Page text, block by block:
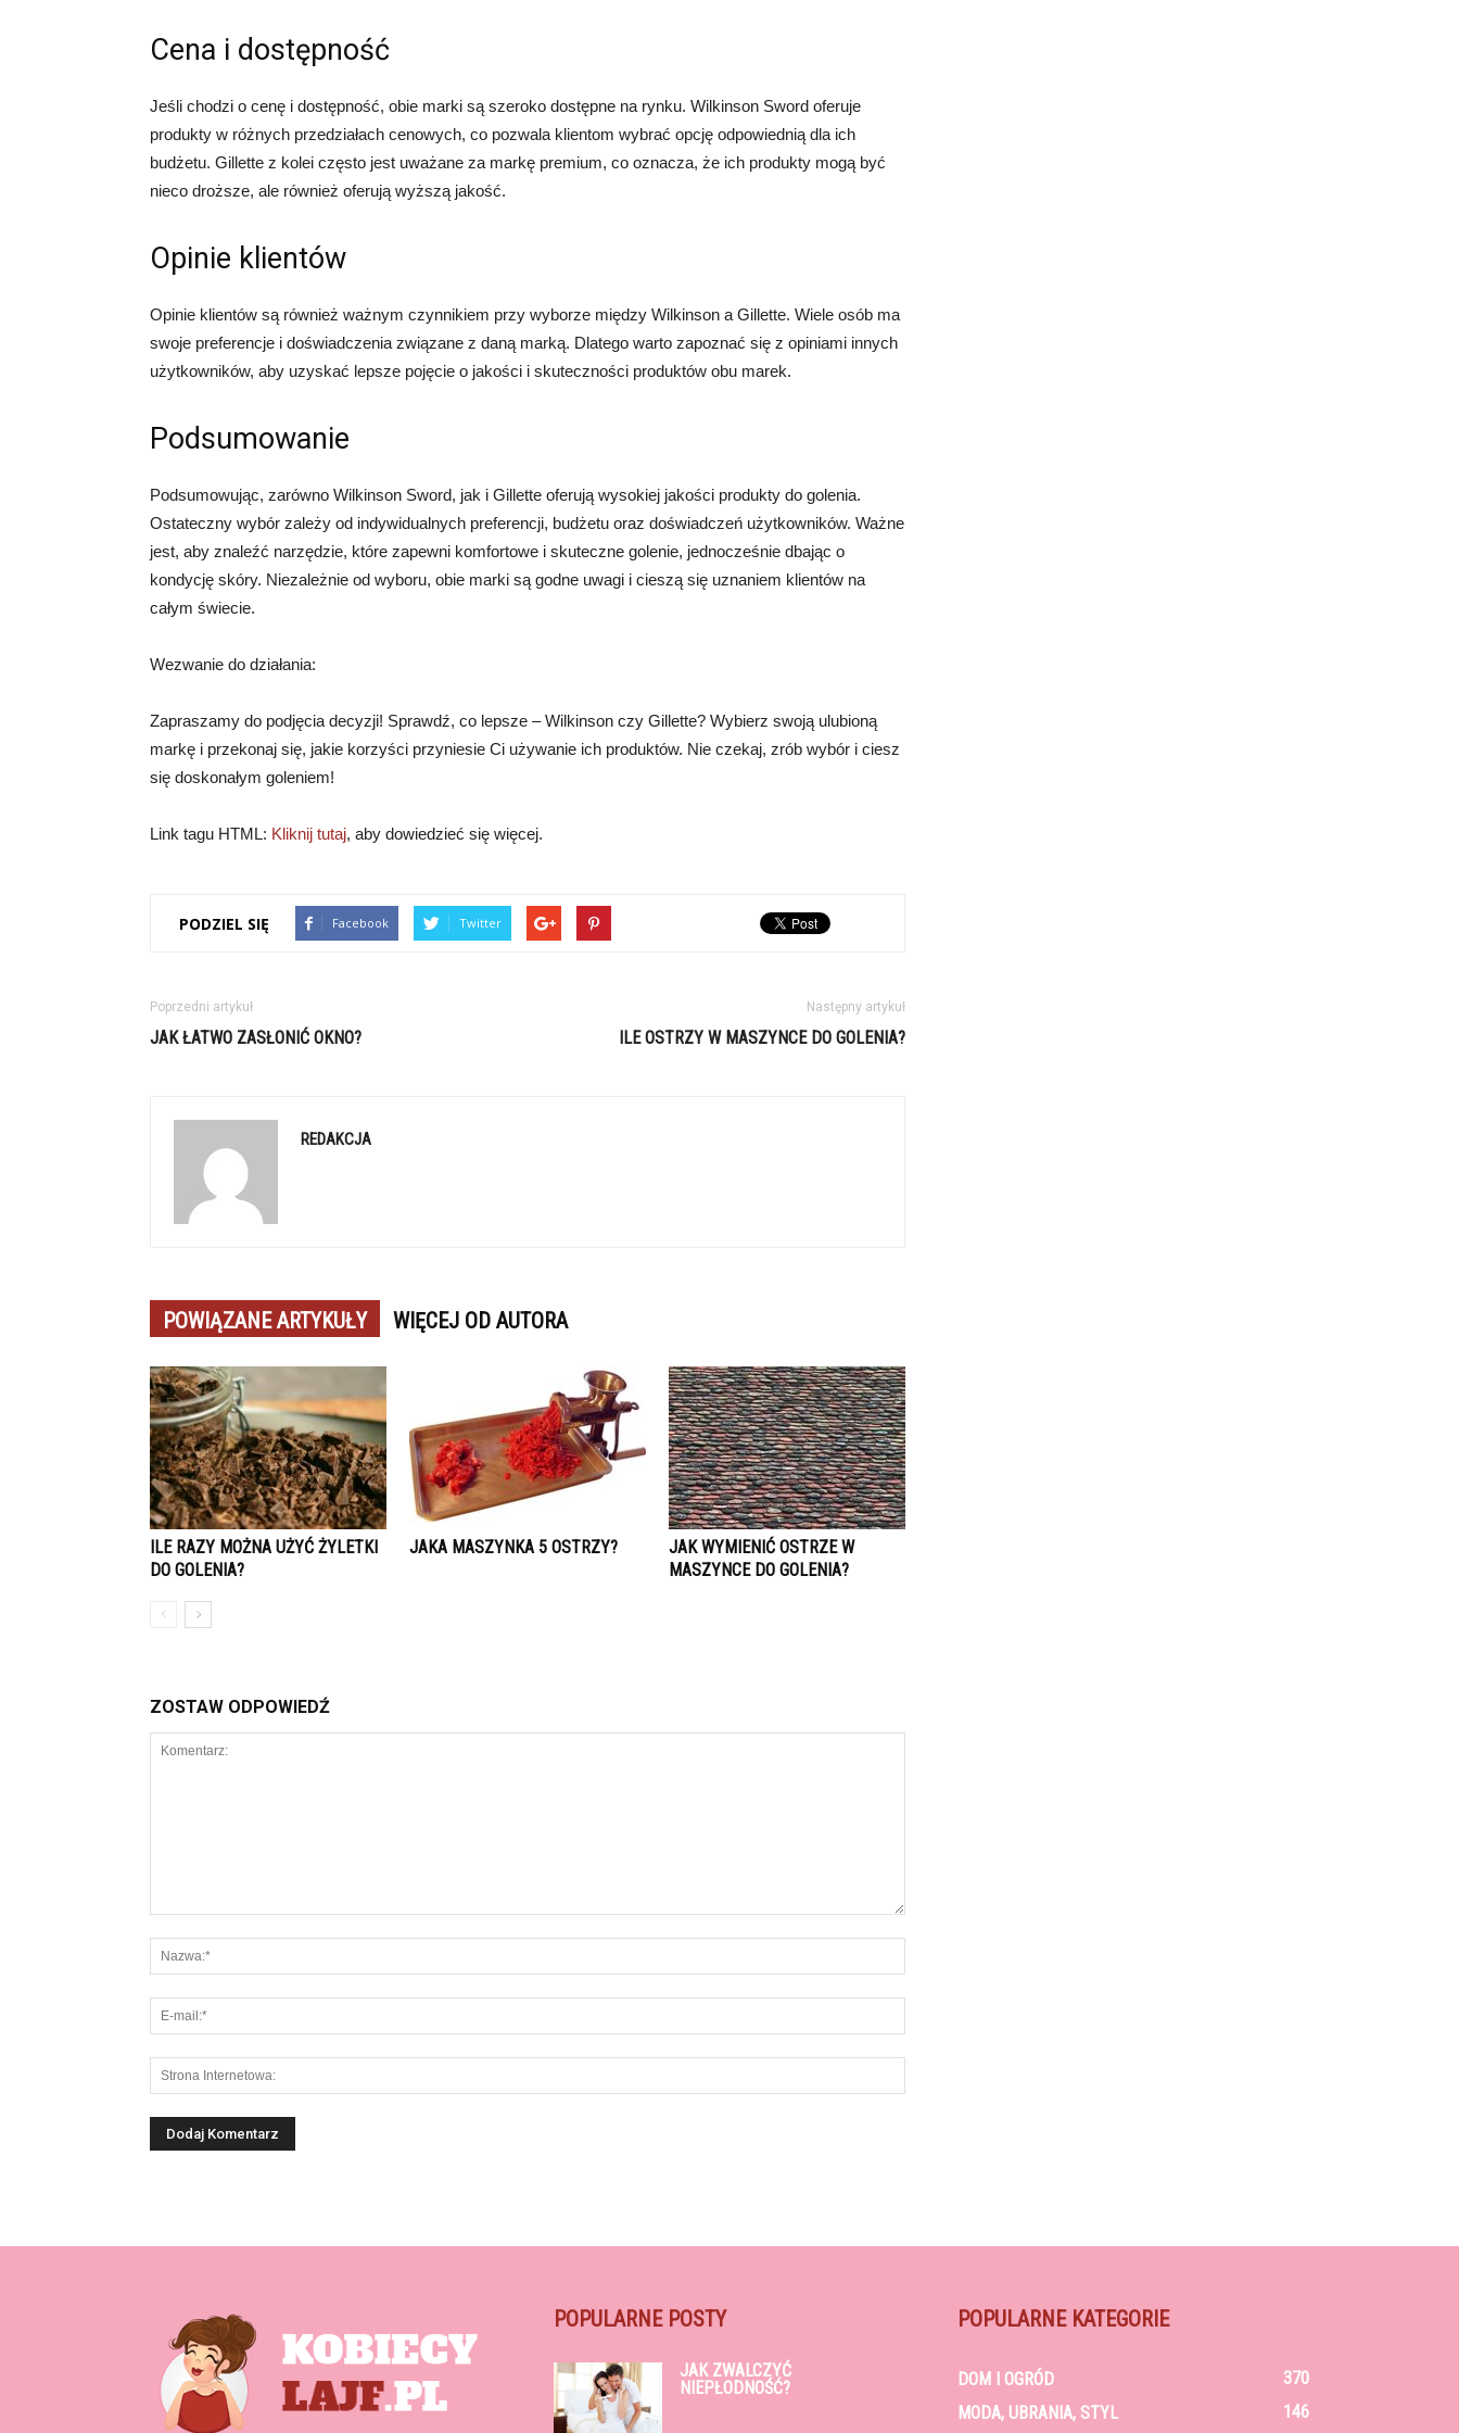
Cena i dostępność
Jeśli chodzi o cenę i dostępność, obie marki są szeroko dostępne na rynku. Wilkinson Sword oferuje
produkty w różnych przedziałach cenowych, co pozwala klientom wybrać opcję odpowiednią dla ich
budżetu. Gillette z kolei często jest uważane za markę premium, co oznacza, że ich produkty mogą być
nieco droższe, ale również oferują wyższą jakość.
Opinie klientów
Opinie klientów są również ważnym czynnikiem przy wyborze między Wilkinson a Gillette. Wiele osób ma
swoje preferencje i doświadczenia związane z daną marką. Dlatego warto zapoznać się z opiniami innych
użytkowników, aby uzyskać lepsze pojęcie o jakości i skuteczności produktów obu marek.
Podsumowanie
Podsumowując, zarówno Wilkinson Sword, jak i Gillette oferują wysokiej jakości produkty do golenia.
Ostateczny wybór zależy od indywidualnych preferencji, budżetu oraz doświadczeń użytkowników. Ważne
jest, aby znaleźć narzędzie, które zapewni komfortowe i skuteczne golenie, jednocześnie dbając o
kondycję skóry. Niezależnie od wyboru, obie marki są godne uwagi i cieszą się uznaniem klientów na
całym świecie.
Wezwanie do działania:
Zapraszamy do podjęcia decyzji! Sprawdź, co lepsze – Wilkinson czy Gillette? Wybierz swoją ulubioną
markę i przekonaj się, jakie korzyści przyniesie Ci używanie ich produktów. Nie czekaj, zrób wybór i ciesz
się doskonałym goleniem!
Link tagu HTML: Kliknij tutaj, aby dowiedzieć się więcej.
PODZIEL SIĘ Facebook Twitter
Poprzedni artykuł
JAK ŁATWO ZASŁONIĆ OKNO?
Następny artykuł
ILE OSTRZY W MASZYNCE DO GOLENIA?
REDAKCJA
POWIĄZANE ARTYKUŁY WIĘCEJ OD AUTORA
ILE RAZY MOŻNA UŻYĆ ŻYLETKI
DO GOLENIA?
JAKA MASZYNKA 5 OSTRZY?
JAK WYMIENIĆ OSTRZE W
MASZYNCE DO GOLENIA?
ZOSTAW ODPOWIEDŹ
POPULARNE POSTY
JAK ZWALCZYĆ
NIEPŁODNOŚĆ?
POPULARNE KATEGORIE
DOM I OGRÓD
370
MODA, UBRANIA, STYL
146